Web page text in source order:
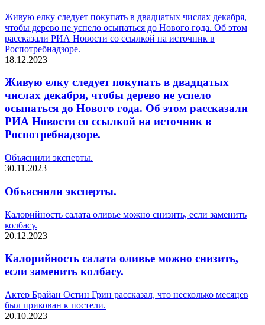
Живую елку следует покупать в двадцатых числах декабря,
чтобы дерево не успело осыпаться до Нового года. Об этом
рассказали РИА Новости со ссылкой на источник в
Роспотребнадзоре.
18.12.2023
Живую елку следует покупать в двадцатых
числах декабря, чтобы дерево не успело
осыпаться до Нового года. Об этом рассказали
РИА Новости со ссылкой на источник в
Роспотребнадзоре.
Объяснили эксперты.
30.11.2023
Объяснили эксперты.
Калорийность салата оливье можно снизить, если заменить
колбасу.
20.12.2023
Калорийность салата оливье можно снизить,
если заменить колбасу.
Актер Брайан Остин Грин рассказал, что несколько месяцев
был прикован к постели.
20.10.2023